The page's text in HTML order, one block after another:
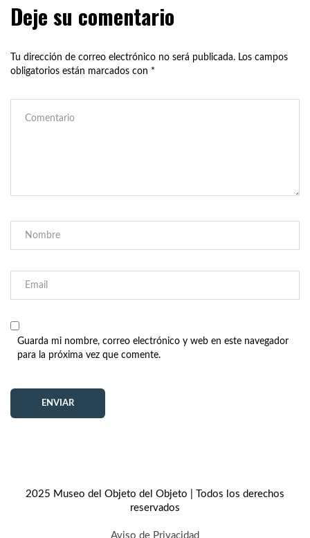
Deje su comentario
Tu dirección de correo electrónico no será publicada. Los campos
obligatorios están marcados con *
Guarda mi nombre, correo electrónico y web en este navegador
para la próxima vez que comente.
2025 Museo del Objeto del Objeto | Todos los derechos
reservados
Aviso de Privacidad